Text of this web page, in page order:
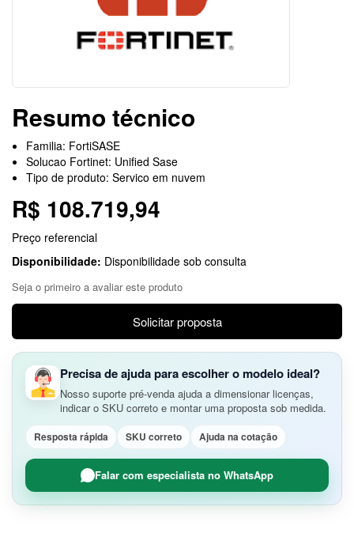
Resumo técnico
Familia: FortiSASE
Solucao Fortinet: Unified Sase
Tipo de produto: Servico em nuvem
R$ 108.719,94
Preço referencial
Disponibilidade: Disponibilidade sob consulta
Seja o primeiro a avaliar este produto
Solicitar proposta
Precisa de ajuda para escolher o modelo ideal?
Nosso suporte pré-venda ajuda a dimensionar licenças,
indicar o SKU correto e montar uma proposta sob medida.
Resposta rápida SKU correto Ajuda na cotação
Falar com especialista no WhatsApp